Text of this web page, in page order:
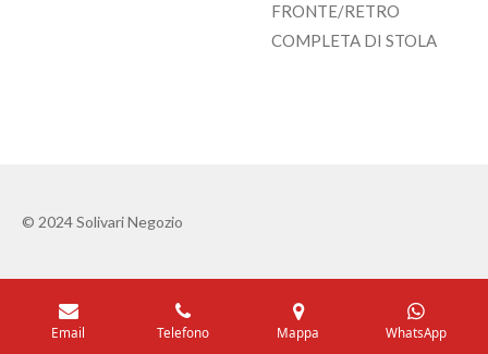
FRONTE/RETRO
COMPLETA DI STOLA
© 2024 Solivari Negozio
Email Telefono Mappa WhatsApp